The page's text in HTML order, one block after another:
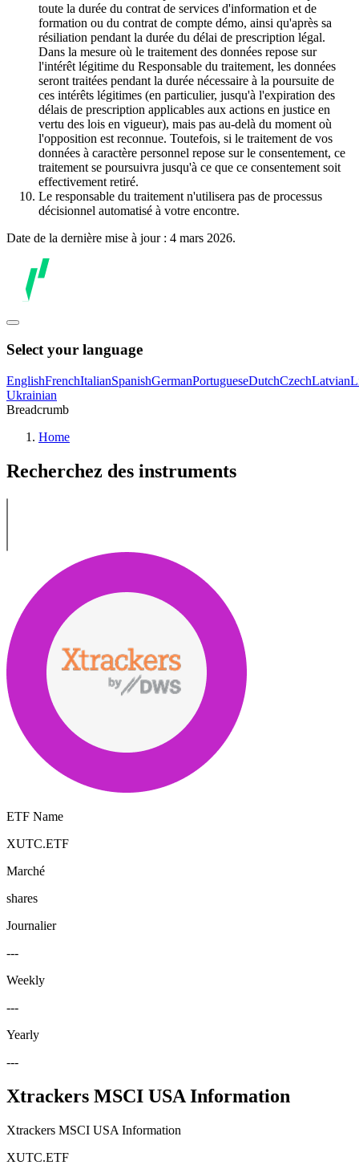
toute la durée du contrat de services d'information et de
formation ou du contrat de compte démo, ainsi qu'après sa
résiliation pendant la durée du délai de prescription légal.
Dans la mesure où le traitement des données repose sur
l'intérêt légitime du Responsable du traitement, les données
seront traitées pendant la durée nécessaire à la poursuite de
ces intérêts légitimes (en particulier, jusqu'à l'expiration des
délais de prescription applicables aux actions en justice en
vertu des lois en vigueur), mais pas au-delà du moment où
l'opposition est reconnue. Toutefois, si le traitement de vos
données à caractère personnel repose sur le consentement, ce
traitement se poursuivra jusqu'à ce que ce consentement soit
effectivement retiré.
Le responsable du traitement n'utilisera pas de processus
décisionnel automatisé à votre encontre.
Date de la dernière mise à jour : 4 mars 2026.
Select your language
EnglishFrenchItalianSpanishGermanPortugueseDutchCzechLatvian
Ukrainian
Breadcrumb
Home
Recherchez des instruments
ETF Name
XUTC.ETF
Marché
shares
Journalier
---
Weekly
---
Yearly
---
Xtrackers MSCI USA Information
Xtrackers MSCI USA Information
XUTC.ETF